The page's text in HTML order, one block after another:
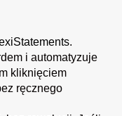
.
i automatyzuje
kliknięciem
ręcznego